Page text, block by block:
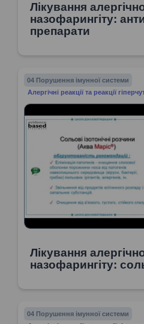
Лікування
назофарингіту:
препарати
04 Порушення імунної системи
Алергічні реакції та реакції
Лікування
назофарингіту:
04 Порушення імунної системи